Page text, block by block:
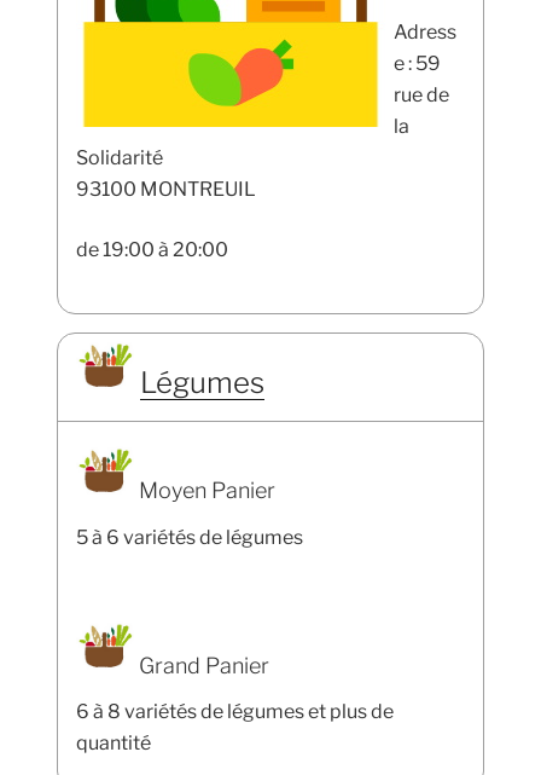
Adress
e : 59
rue de
la
Solidarité
93100 MONTREUIL
de 19:00 à 20:00
Légumes
Moyen Panier
5 à 6 variétés de légumes
Grand Panier
6 à 8 variétés de légumes et plus de
quantité